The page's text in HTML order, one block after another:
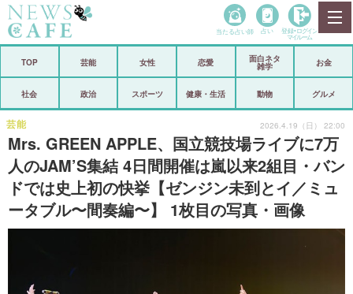
政治
芸能 スポーツ
恋愛 ビックリ
コメントポスト アリ／ナシ
当たる占い師 占い 登録• ログイン
マイルーム
TOP 芸能 女性 恋愛
面白ネタ
雑学
お金
社会 政治 スポーツ 健康・生活 動物 グルメ
Mrs. GREEN APPLE、国立競技場ライブに7万
人のJAM’S集結 4日間開催は嵐以来2組目・バン
ドでは史上初の快挙【ゼンジン未到とイ／ミュ
ータブル〜間奏編〜】 1枚目の写真・画像
芸能 2026.4.19（日） 22:00